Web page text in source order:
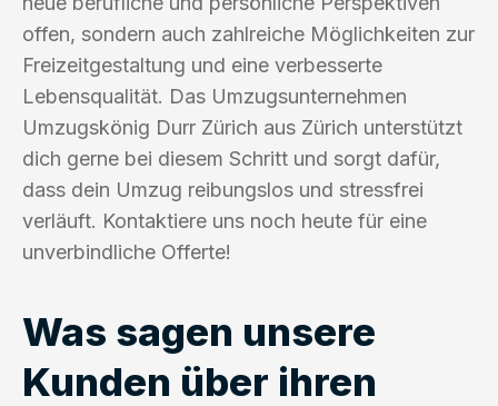
offen, sondern auch zahlreiche Möglichkeiten zur
Freizeitgestaltung und eine verbesserte
Lebensqualität. Das Umzugsunternehmen
Umzugskönig Durr Zürich aus Zürich unterstützt
dich gerne bei diesem Schritt und sorgt dafür,
dass dein Umzug reibungslos und stressfrei
verläuft. Kontaktiere uns noch heute für eine
unverbindliche Offerte!
Was sagen unsere
Kunden über ihren